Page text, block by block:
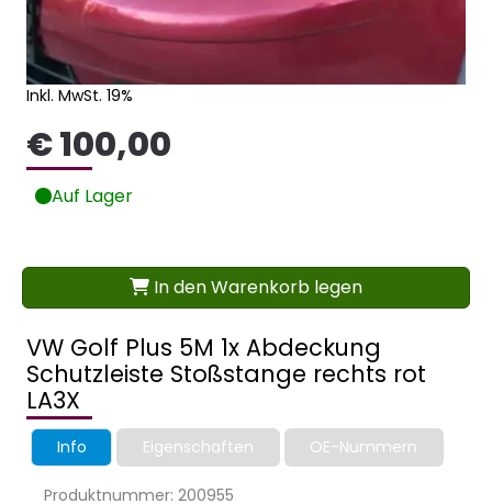
VW Golf Plus 5M 1x Abdeckung
Schutzleiste Stoßstange rechts rot
LA3X
Info Eigenschaften OE-Nummern
Produktnummer: 200955
Inkl. MwSt. 19%
€ 100,00
Auf Lager
In den Warenkorb legen